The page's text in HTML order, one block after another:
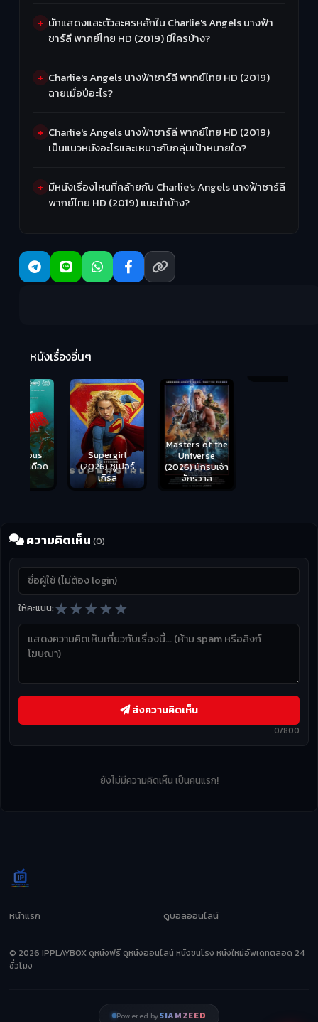
นักแสดงและตัวละครหลักใน Charlie's Angels นางฟ้า
ชาร์ลี พากย์ไทย HD (2019) มีใครบ้าง?
Charlie's Angels นางฟ้าชาร์ลี พากย์ไทย HD (2019)
ฉายเมื่อปีอะไร?
Charlie's Angels นางฟ้าชาร์ลี พากย์ไทย HD (2019)
เป็นแนวหนังอะไรและเหมาะกับกลุ่มเป้าหมายใด?
มีหนังเรื่องไหนที่คล้ายกับ Charlie's Angels นางฟ้าชาร์ลี
พากย์ไทย HD (2019) แนะนำบ้าง?
หนังเรื่องอื่นๆ
Supergirl
(2026) ซูเปอร์
เกิร์ล
Masters of the
Universe
(2026) นักรบเจ้า
จักรวาล
Hungry (2026)
มันเด้งขึ้นมาแดก
ความคิดเห็น (0)
ให้คะแนน:★★★★★
0/800
ส่งความคิดเห็น
ยังไม่มีความคิดเห็น เป็นคนแรก!
หน้าแรก ดูบอลออนไลน์
© 2026 IPPLAYBOX ดูหนังฟรี ดูหนังออนไลน์ หนังชนโรง หนังใหม่อัพเดทตลอด 24
ชั่วโมง
Powered bySIAMZEED